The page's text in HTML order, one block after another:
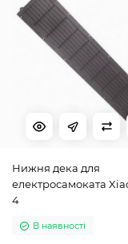
Нижня дека для
електросамоката
4
В наявності